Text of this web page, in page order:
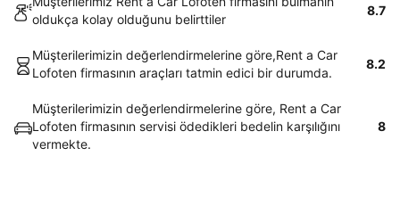
oldukça kolay olduğunu belirttiler
8.7
Müşterilerimizin değerlendirmelerine göre,Rent a Car
Lofoten firmasının araçları tatmin edici bir durumda.
8.2
Müşterilerimizin değerlendirmelerine göre, Rent a Car
Lofoten firmasının servisi ödedikleri bedelin karşılığını
vermekte.
8